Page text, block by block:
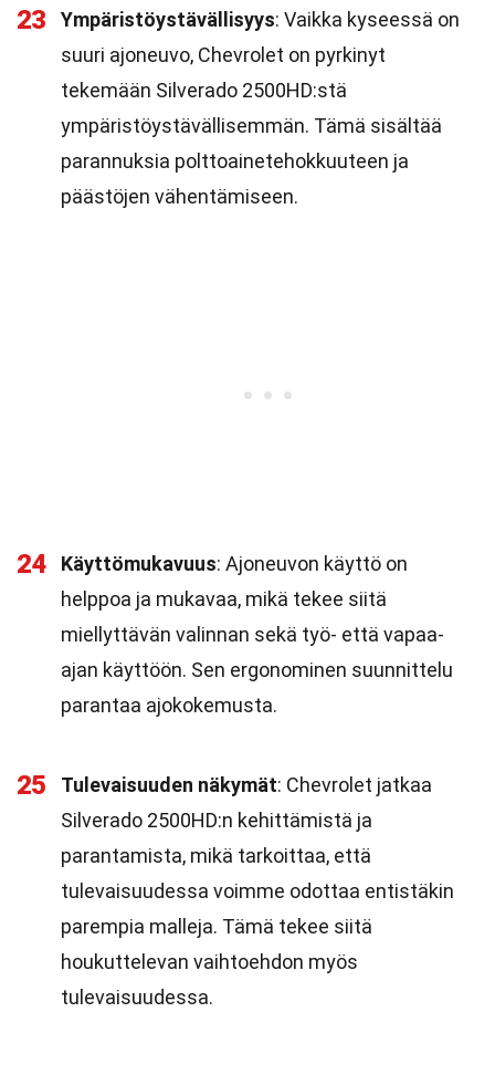
23 Ympäristöystävällisyys: Vaikka kyseessä on
suuri ajoneuvo, Chevrolet on pyrkinyt
tekemään Silverado 2500HD:stä
ympäristöystävällisemmän. Tämä sisältää
parannuksia polttoainetehokkuuteen ja
päästöjen vähentämiseen.
24 Käyttömukavuus: Ajoneuvon käyttö on
helppoa ja mukavaa, mikä tekee siitä
miellyttävän valinnan sekä työ- että vapaa-
ajan käyttöön. Sen ergonominen suunnittelu
parantaa ajokokemusta.
25 Tulevaisuuden näkymät: Chevrolet jatkaa
Silverado 2500HD:n kehittämistä ja
parantamista, mikä tarkoittaa, että
tulevaisuudessa voimme odottaa entistäkin
parempia malleja. Tämä tekee siitä
houkuttelevan vaihtoehdon myös
tulevaisuudessa.